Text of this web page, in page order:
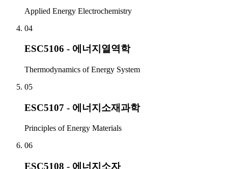
Applied Energy Electrochemistry
04
ESC5106 - 에너지열역학
Thermodynamics of Energy System
05
ESC5107 - 에너지소재과학
Principles of Energy Materials
06
ESC5108 - 에너지소자